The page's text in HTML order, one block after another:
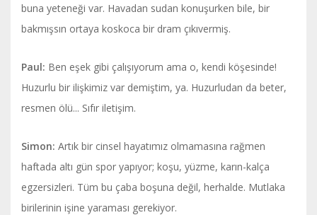
buna yeteneği var. Havadan sudan konuşurken bile, bir
bakmışsın ortaya koskoca bir dram çıkıvermiş.
Paul: Ben eşek gibi çalışıyorum ama o, kendi köşesinde!
Huzurlu bir ilişkimiz var demiştim, ya. Huzurludan da beter,
resmen ölü... Sıfır iletişim.
Simon: Artık bir cinsel hayatımız olmamasına rağmen
haftada altı gün spor yapıyor; koşu, yüzme, karın-kalça
egzersizleri. Tüm bu çaba boşuna değil, herhalde. Mutlaka
birilerinin işine yaraması gerekiyor.